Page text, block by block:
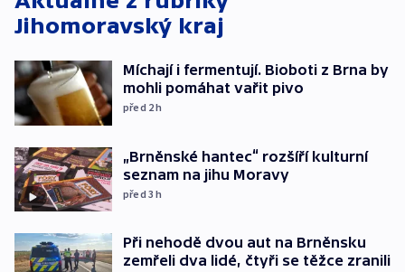
Jihomoravský kraj
Míchají i fermentují. Bioboti z Brna by
mohli pomáhat vařit pivo
před 2h
„Brněnské hantec“ rozšíří kulturní
seznam na jihu Moravy
před 3h
Při nehodě dvou aut na Brněnsku
zemřeli dva lidé, čtyři se těžce zranili